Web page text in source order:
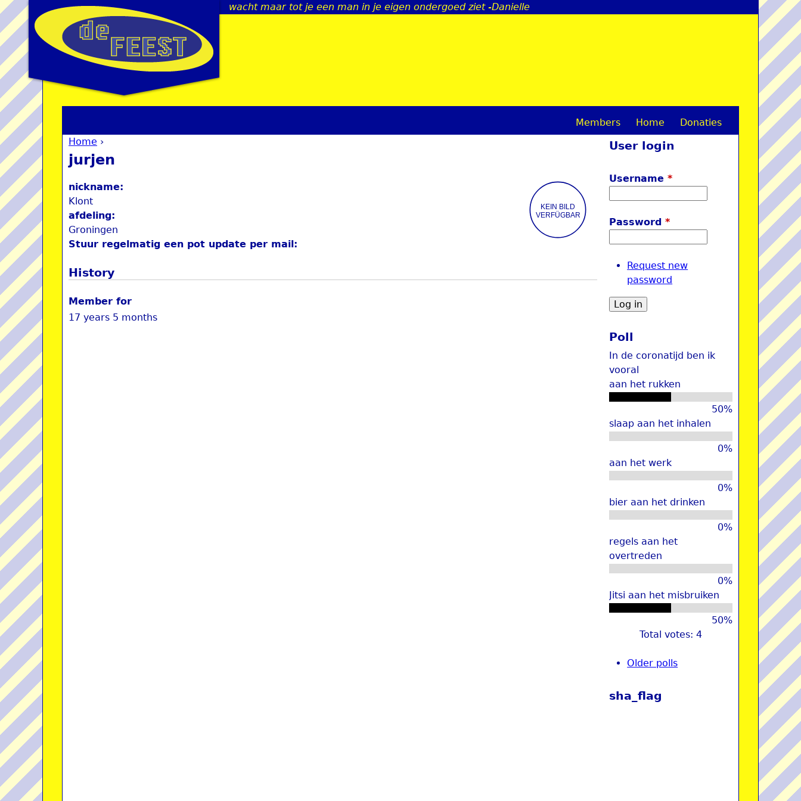
Jump to navigation
wacht maar tot je een man in je eigen ondergoed ziet -Danielle
You are here
Home ›
jurjen
nickname:
Klont
afdeling:
Groningen
Stuur regelmatig een pot update per mail:
History
Member for
17 years 5 months
M
n
m
Members Home Donaties
User login
Username*
Password*
Request new
password
Poll
In de coronatijd ben ik
vooral
aan het rukken
50%
slaap aan het inhalen
0%
aan het werk
0%
bier aan het drinken
0%
regels aan het
overtreden
0%
Jitsi aan het misbruiken
50%
Total votes: 4
Older polls
sha_flag